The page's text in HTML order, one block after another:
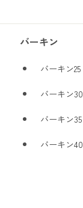
バーキン
バーキン25
バーキン30
バーキン35
バーキン40